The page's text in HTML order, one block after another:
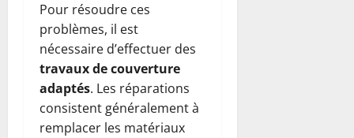
Pour résoudre ces
problèmes, il est
nécessaire d’effectuer des
travaux de couverture
adaptés. Les réparations
consistent généralement à
remplacer les matériaux